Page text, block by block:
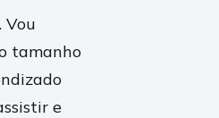
Vou
tamanho
e